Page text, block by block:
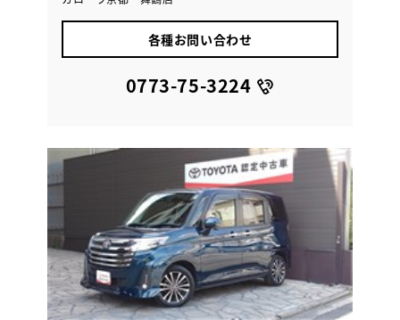
各種お問い合わせ
0773-75-3224